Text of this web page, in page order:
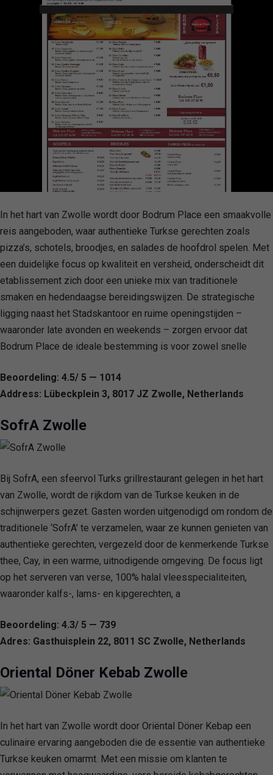
In het hart van Zwolle wordt door Bodrum Place een smaakvolle
reis aangeboden, waar authentieke Turkse gerechten zoals
pizza’s, schotels, broodjes, en salades de hoofdrol spelen. Met
een duidelijke focus op kwaliteit en versheid, onderscheidt dit
etablissement zich door een unieke mix van traditionele
smaken en hedendaagse bereidingswijzen. De strategische
ligging naast het Stadskantoor en ruime openingstijden –
waaronder late avonden en weekends – zorgen ervoor dat
Bodrum Place de ideale bestemming is voor zowel snelle
Beoordeling: 4.5/ 5 — 1014
Address: Lübeckplein 3, 8017 JZ Zwolle, Netherlands
SofrA Zwolle
Bij SofrA, een sfeervol Turks grillrestaurant gelegen in het hart
van Zwolle, wordt de rijkdom van de Turkse keuken in de
schijnwerpers gezet. Gasten worden uitgenodigd om rondom de
traditionele ‘SofrA’ te verzamelen, waar ze kunnen genieten van
authentieke gerechten, vergezeld door de kenmerkende Turkse
thee, Cay, in een warme, uitnodigende omgeving. De focus ligt
op het serveren van verse, 100% halal vleesspecialiteiten,
waaronder kalfs-, lams- en kipgerechten, a
Beoordeling: 4.3/ 5 — 739
Adres: Gasthuisplein 22, 8011 SC Zwolle, Netherlands
Oriental Döner Kebab Zwolle
In het hart van Zwolle wordt door Oriëntal Döner Kebap een
culinaire ervaring aangeboden die de essentie van authentieke
Turkse keuken omarmt. Met een missie om klanten te